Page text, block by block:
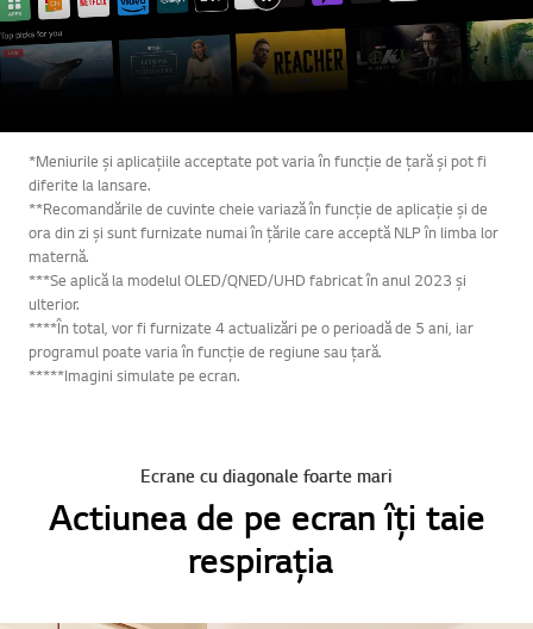
*Meniurile și aplicațiile acceptate pot varia în funcție de țară și pot fi
diferite la lansare.
**Recomandările de cuvinte cheie variază în funcție de aplicație și de
ora din zi și sunt furnizate numai în țările care acceptă NLP în limba lor
maternă.
***Se aplică la modelul OLED/QNED/UHD fabricat în anul 2023 și
ulterior.
****În total, vor fi furnizate 4 actualizări pe o perioadă de 5 ani, iar
programul poate varia în funcție de regiune sau țară.
*****Imagini simulate pe ecran.
Ecrane cu diagonale foarte mari
Actiunea de pe ecran îți taie
respirația